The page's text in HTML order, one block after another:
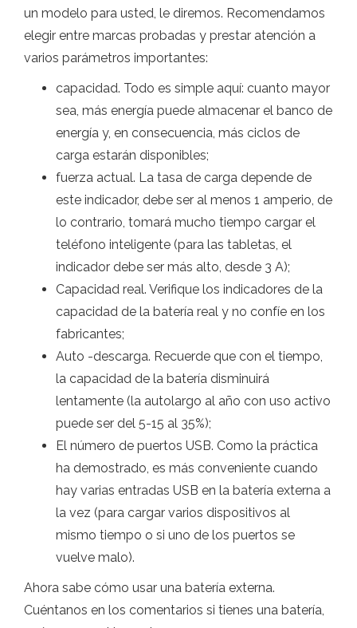
un modelo para usted, le diremos. Recomendamos
elegir entre marcas probadas y prestar atención a
varios parámetros importantes:
capacidad. Todo es simple aquí: cuanto mayor
sea, más energía puede almacenar el banco de
energía y, en consecuencia, más ciclos de
carga estarán disponibles;
fuerza actual. La tasa de carga depende de
este indicador, debe ser al menos 1 amperio, de
lo contrario, tomará mucho tiempo cargar el
teléfono inteligente (para las tabletas, el
indicador debe ser más alto, desde 3 A);
Capacidad real. Verifique los indicadores de la
capacidad de la batería real y no confíe en los
fabricantes;
Auto -descarga. Recuerde que con el tiempo,
la capacidad de la batería disminuirá
lentamente (la autolargo al año con uso activo
puede ser del 5-15 al 35%);
El número de puertos USB. Como la práctica
ha demostrado, es más conveniente cuando
hay varias entradas USB en la batería externa a
la vez (para cargar varios dispositivos al
mismo tiempo o si uno de los puertos se
vuelve malo).
Ahora sabe cómo usar una batería externa.
Cuéntanos en los comentarios si tienes una batería,